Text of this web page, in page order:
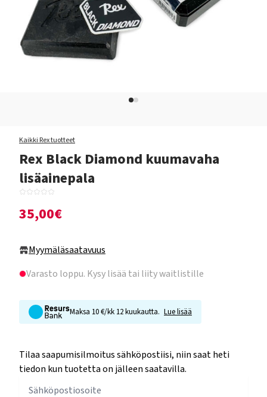
Kaikki Rex tuotteet
Rex Black Diamond kuumavaha
lisäainepala
35,00€
Myymäläsaatavuus
Varasto loppu. Kysy lisää tai liity waitlistille
Maksa 10 €/kk 12 kuukautta. Lue lisää
Tilaa saapumisilmoitus sähköpostiisi, niin saat heti
tiedon kun tuotetta on jälleen saatavilla.